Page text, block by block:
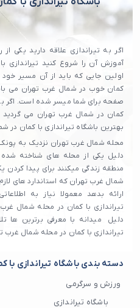
اگر به تیراندازی علاقه دارید یکی
آموزش آن را شروع کنید تیراندازی
اولین جایی که باید از آن مسیر خود
کمان خوب در شمال غرب تهران می
صفحه برای شما میسر شده است. اگر
کمان در شمال غرب تهران می
بهترین باشگاه تیراندازی با کمان در
محله شمال غرب تهران نزدیک به
دلیل یکی از محله های شناخته
منطقه زندگی میکنند برای پیدا کردن
شمال غرب تهران که استاندارد های
ارائه بدهد معمولا نیاز به
تیراندازی با کمان در محله شمال
دلیل میدانه با معرفی برترین ها
تیراندازی با کمان در محله شمال غرب
دسته بندی باشگاه تیراندازی با
ورزش و سرگرمی
باشگاه تیراندازی